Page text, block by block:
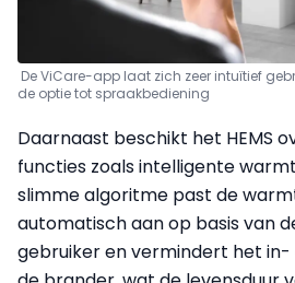
De ViCare-app laat zich zeer intuïtief
de optie tot spraakbediening
Daarnaast beschikt het HEMS
functies zoals intelligente
slimme algoritme past de
automatisch aan op basis van
gebruiker en vermindert het in-